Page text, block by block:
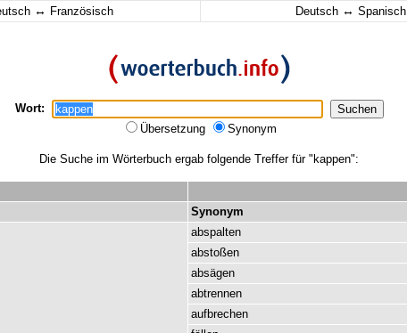
↔ Französisch Deutsch ↔ Spanisch
Wort:
Übersetzung
Synonym
Die Suche im Wörterbuch ergab folgende Treffer für "kappen":
Synonym
abspalten
abstoßen
absägen
abtrennen
aufbrechen